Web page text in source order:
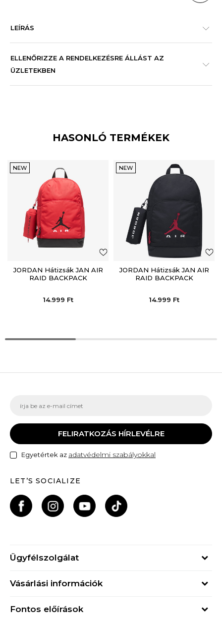
LEÍRÁS
ELLENŐRIZZE A RENDELKEZÉSRE ÁLLÁST AZ
ÜZLETEKBEN
HASONLÓ TERMÉKEK
NEW
JORDAN Hátizsák JAN AIR
RAID BACKPACK
14.999 Ft
NEW
JORDAN Hátizsák JAN AIR
RAID BACKPACK
14.999 Ft
FELIRATKOZÁS HÍRLEVÉLRE
Egyetértek az adatvédelmi szabályokkal
LET’S SOCIALIZE
Ügyfélszolgálat
online@buzzsneakers.hu
Vásárlási információk
Fontos előírások